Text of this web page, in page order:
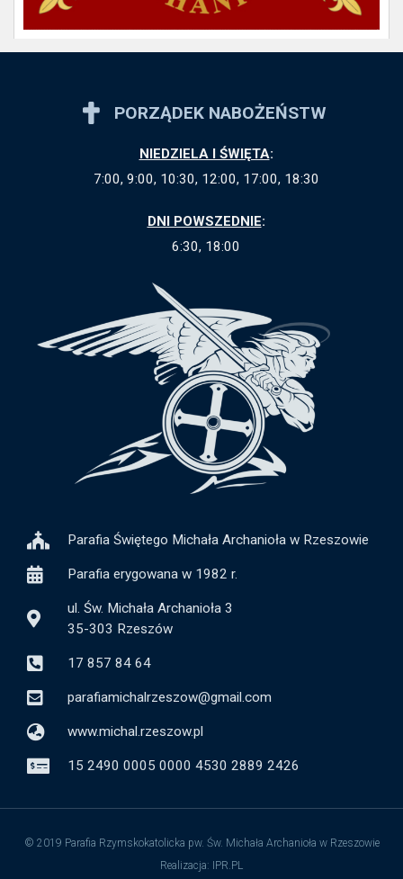
Parafia Świętego Michała Archanioła w Rzeszowie
Parafia erygowana w 1982 r.
ul. Św. Michała Archanioła 3
35-303 Rzeszów
17 857 84 64
parafiamichalrzeszow@gmail.com
www.michal.rzeszow.pl
15 2490 0005 0000 4530 2889 2426
PORZĄDEK NABOŻEŃSTW
NIEDZIELA I ŚWIĘTA:
7:00, 9:00, 10:30, 12:00, 17:00, 18:30
DNI POWSZEDNIE:
6:30, 18:00
© 2019 Parafia Rzymskokatolicka pw. Św. Michała Archanioła w Rzeszowie
Realizacja: IPR.PL